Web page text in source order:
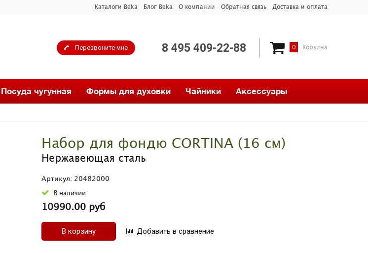
Каталоги Beka Блог Beka О компании Обратная связь Доставка и оплата
Перезвоните мне 8 495 409-22-88 0 Корзина
Посуда чугунная Формы для духовки Чайники Аксессуары
Набор для фондю CORTINA (16 см)
Нержавеющая сталь
Артикул: 20482000
В наличии
10990.00 руб
В корзину